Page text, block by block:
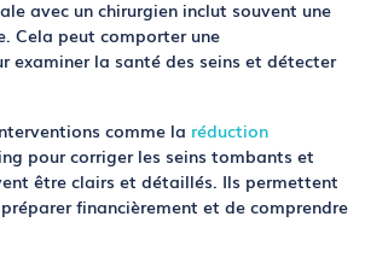
avec un chirurgien inclut souvent une
Cela peut comporter une
examiner la santé des seins et détecter
comme la réduction
pour corriger les seins tombants et
être clairs et détaillés. Ils permettent
financièrement et de comprendre